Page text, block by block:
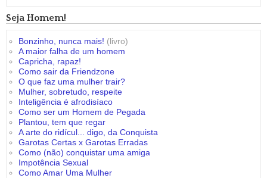
Seja Homem!
Bonzinho, nunca mais! (livro)
A maior falha de um homem
Capricha, rapaz!
Como sair da Friendzone
O que faz uma mulher trair?
Mulher, sobretudo, respeite
Inteligência é afrodisíaco
Como ser um Homem de Pegada
Plantou, tem que regar
A arte do ridícul... digo, da Conquista
Garotas Certas x Garotas Erradas
Como (não) conquistar uma amiga
Impotência Sexual
Como Amar Uma Mulher